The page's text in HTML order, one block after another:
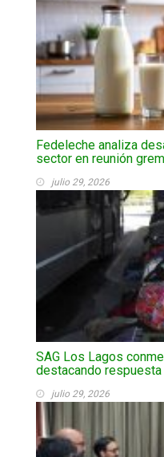
Fedeleche analiza
sector en reunión
julio 29, 2026
SAG Los Lagos
destacando
julio 29, 2026